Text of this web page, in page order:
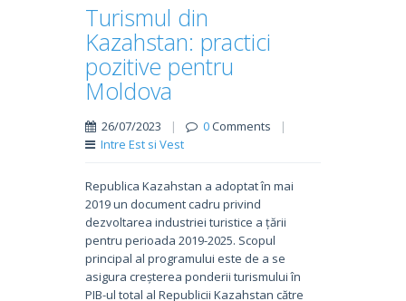
Turismul din
Kazahstan: practici
pozitive pentru
Moldova
26/07/2023 | 0Comments
|
Intre Est si Vest
Republica Kazahstan a adoptat în mai
2019 un document cadru privind
dezvoltarea industriei turistice a țării
pentru perioada 2019-2025. Scopul
principal al programului este de a se
asigura creșterea ponderii turismului în
PIB-ul total al Republicii Kazahstan către